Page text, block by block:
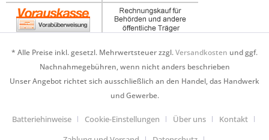
* Alle Preise inkl. gesetzl. Mehrwertsteuer zzgl.Versandkosten und ggf.
Nachnahmegebühren, wenn nicht anders beschrieben
Unser Angebot richtet sich ausschließlich an den Handel, das Handwerk
und Gewerbe.
Batteriehinweise Cookie-Einstellungen Über uns
Kontakt